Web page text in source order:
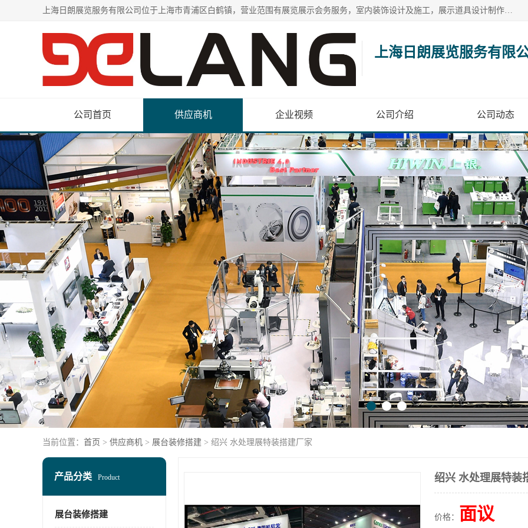
上海日朗展览服务有限公司位于上海市青浦区白鹤镇，营业范围有展览展示会务服务，室内装饰设计及施工，展示道具设计制作，舞台设计，图文设计，灯箱制作，园林绿化工程，广告装潢材料，建筑材料，办公用品，工艺礼品日用百货销售。
上海日朗展览服务有限
公司首页 供应商机 企业视频 公司介绍 公司动态
当前位置： 首页 > 供应商机 > 展台装修搭建 > 绍兴 水处理展特装搭建厂家
产品分类 Product
展台装修搭建
绍兴 水处理展特装
价格： 面议